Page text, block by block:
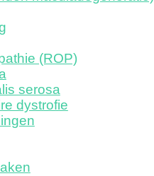
(ROP)
serosa
dystrofie